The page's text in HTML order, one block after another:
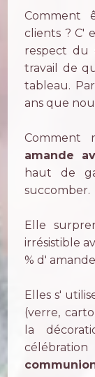
Comment
clients ? C'
respect du
travail de
tableau.
ans que
Comment
amande
haut de
succomber.
Elle
irrésistible
% d'
Elles s'
(verre,
la